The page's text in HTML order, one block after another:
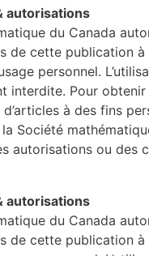
autorisations
du Canada
de cette publication à
personnel.
interdite. Pour obtenir
à des fins
Société
autorisations ou des
autorisations
du Canada
de cette publication à